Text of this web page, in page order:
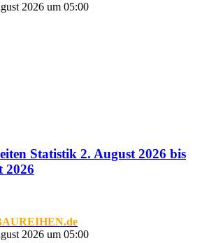
2026 um 05:00
Statistik 2. August 2026 bis
2026
2026 um 05:00